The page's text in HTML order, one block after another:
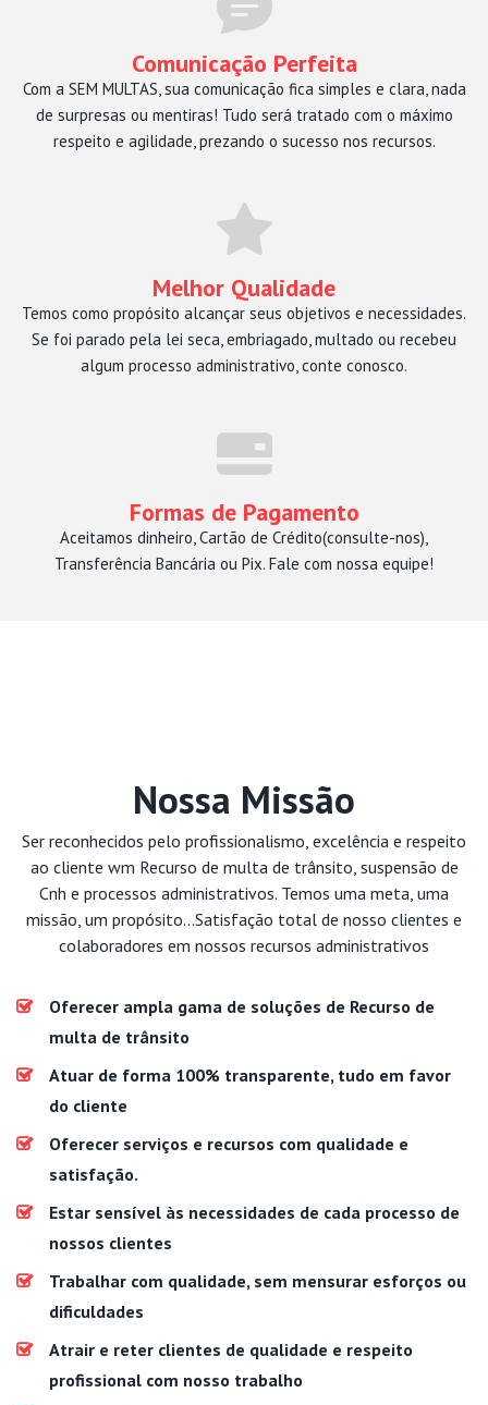
Comunicação Perfeita
Com a SEM MULTAS, sua comunicação fica simples e clara, nada
de surpresas ou mentiras! Tudo será tratado com o máximo
respeito e agilidade, prezando o sucesso nos recursos.
Melhor Qualidade
Temos como propósito alcançar seus objetivos e necessidades.
Se foi parado pela lei seca, embriagado, multado ou recebeu
algum processo administrativo, conte conosco.
Formas de Pagamento
Aceitamos dinheiro, Cartão de Crédito(consulte-nos),
Transferência Bancária ou Pix. Fale com nossa equipe!
Nossa Missão
Ser reconhecidos pelo profissionalismo, excelência e respeito
ao cliente wm Recurso de multa de trânsito, suspensão de
Cnh e processos administrativos. Temos uma meta, uma
missão, um propósito...Satisfação total de nosso clientes e
colaboradores em nossos recursos administrativos
Oferecer ampla gama de soluções de Recurso de
multa de trânsito
Atuar de forma 100% transparente, tudo em favor
do cliente
Oferecer serviços e recursos com qualidade e
satisfação.
Estar sensível às necessidades de cada processo de
nossos clientes
Trabalhar com qualidade, sem mensurar esforços ou
dificuldades
Atrair e reter clientes de qualidade e respeito
profissional com nosso trabalho